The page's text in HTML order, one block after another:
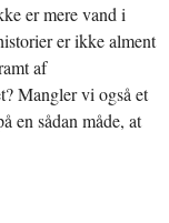
er mere vand i
er ikke alment
af
Mangler vi også et
en sådan måde, at